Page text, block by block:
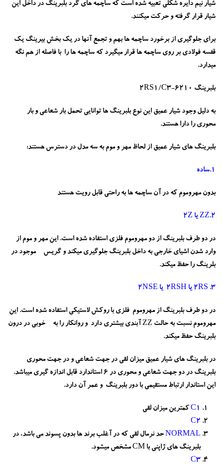
شیار نیم دایره شکلی تعبیه شده است که ساچمه های گرد بلبرینگ در داخل این
شیار قرار گرفته و حرکت میکنند.
برای جلوگیری از برخورد ساچمه ها بهم و تجمع آنها در یک بخش بیرینگ یک
قفسه فولادی بر روی ساچمه ها قرار میگیرد که ساچمه ها را با فاصله از هم نگه
میدارد.
بلبرینگ 6210-2RS1/C3
به دلیل وجود شیار عمیق این نوع بلبرینگ ها توانایی تحمل بار شعاعی و بار
محوری را دارا هستند.
بلبرینگ های شیار عمیق از لحاظ مهر و موم به سه مدل در دسترس هستند:
1.ساده
بدون مهروموم که در آن ساچمه ها به راحتی قابل رویت هستند
2.ZZ یا 2Z
در دو طرف بلبرینگ از دو مهروموم فلزی استفاده شده است. این مهر و موم از
وارد شدن اشیای خارجی به داخل بلبرینگ جلوگیری میکند و گریس موجود در
بلرینگ را حفظ میکند.
3. 2RS یا 2RSH یا 2NSE
در دو طرف بلبرینگ از مهروموم فلزی با روکش لاستیکی استفاده شده است. این
مهروموم نسبت به حالت ZZ آبندی بیشتری دارد و روانکار را به خوبی در درون
بلبرینگ حفظ میکند.
در بلبرینگ های شیار عمیق میزان لقی در جهت شعاعی و در جهت محوری
بلبرینگ در دو جهت شعاعی و محوری در 6 استاندارد قابل اندازه گیری میباشد.
این استاندار ارتباط مستقیمی با دور بلبرینگ و عمر آن دارد.
C1 کمترین میزان لقی
C2
NORMALحد نرمال لقی که در آغلب برند ها بدون پسوند می باشد، در
بلبرینگ های ژاپنی با CM مشخص میشود.
C3